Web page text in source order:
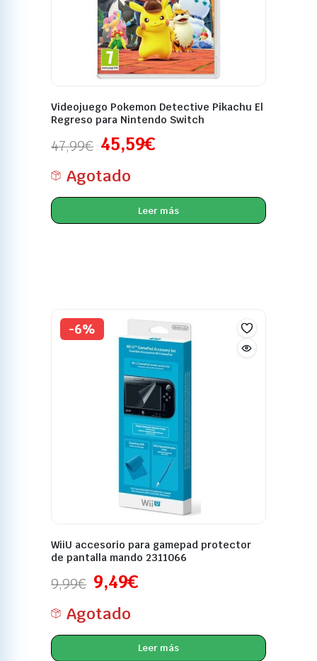
Videojuego Pokemon Detective Pikachu El
Regreso para Nintendo Switch
47,99€ 45,59€
Agotado
Leer más
-6%
WiiU accesorio para gamepad protector
de pantalla mando 2311066
9,99€ 9,49€
Agotado
Leer más